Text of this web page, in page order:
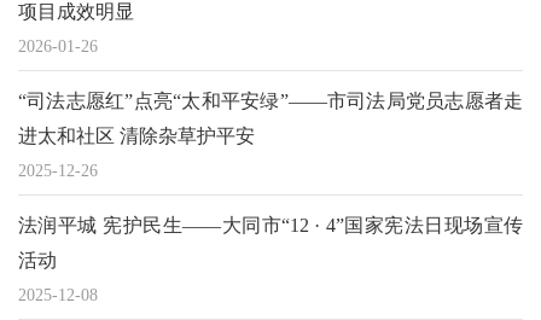
项目成效明显
2026-01-26
“司法志愿红”点亮“太和平安绿”——市司法局党员志愿者走
进太和社区 清除杂草护平安
2025-12-26
法润平城 宪护民生——大同市“12 · 4”国家宪法日现场宣传
活动
2025-12-08